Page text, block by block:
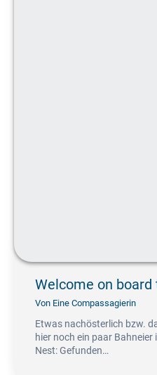
Welcome on board
Von Eine Compassagierin
Etwas nachösterlich bzw.
hier noch ein paar
Nest: Gefunden…